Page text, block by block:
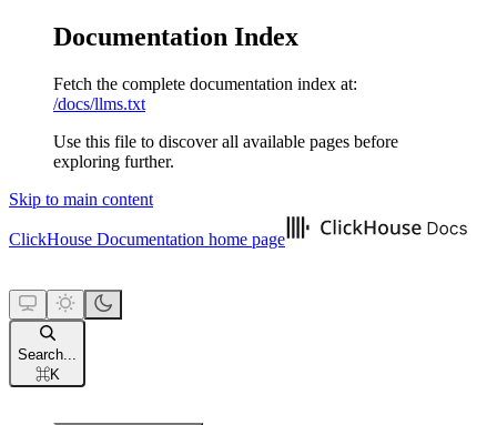
Documentation Index
Fetch the complete documentation index at:
/docs/llms.txt
Use this file to discover all available pages before
exploring further.
Skip to main content
ClickHouse Documentation home page
Search...
⌘K